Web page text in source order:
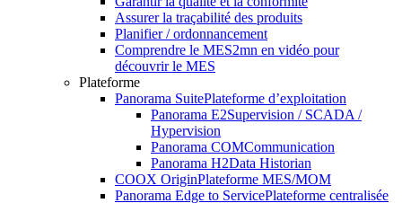
Assurer la traçabilité des produits
Planifier / ordonnancement
Comprendre le MES2mn en vidéo pour
découvrir le MES
Plateforme
Panorama SuitePlateforme d’exploitation
Panorama E2Supervision / SCADA /
Hypervision
Panorama COMCommunication
Panorama H2Data Historian
COOX OriginPlateforme MES/MOM
Panorama Edge to ServicePlateforme centralisée